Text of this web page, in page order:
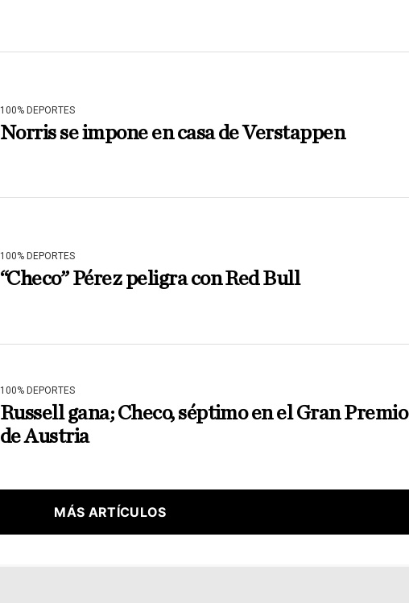
100% DEPORTES
Norris se impone en casa de Verstappen
100% DEPORTES
“Checo” Pérez peligra con Red Bull
100% DEPORTES
Russell gana; Checo, séptimo en el Gran Premio
de Austria
MÁS ARTÍCULOS